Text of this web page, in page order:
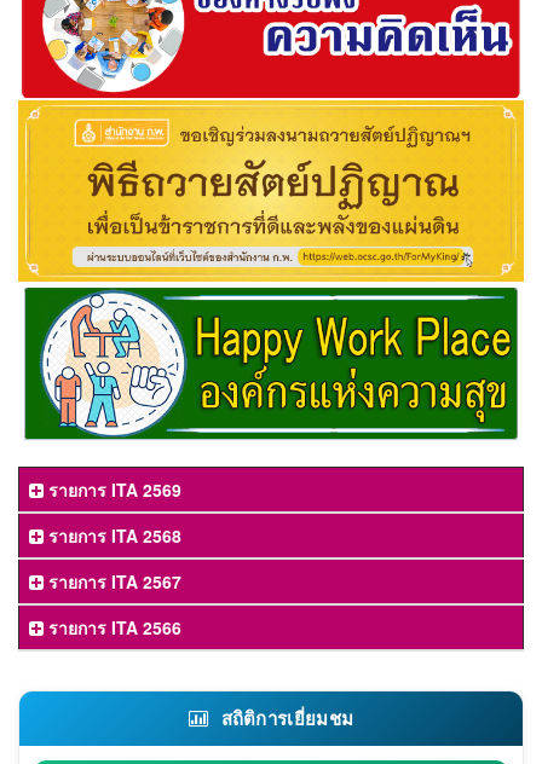
รายการ ITA 2569
รายการ ITA 2568
รายการ ITA 2567
รายการ ITA 2566
สถิติการเยี่ยมชม